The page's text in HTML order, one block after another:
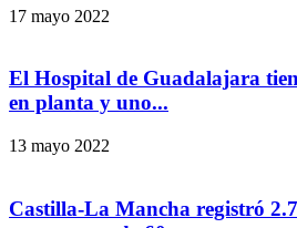
17 mayo 2022
El Hospital de Guadalajara
en planta y uno...
13 mayo 2022
Castilla-La Mancha registró